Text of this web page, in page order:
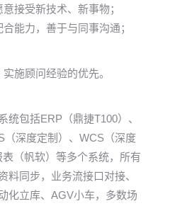
接受新技术、新事物；
能力，善于与同事沟通；
施顾问经验的优先。
统包括ERP（鼎捷T100）、
（深度定制）、WCS（深度
（帆软）等多个系统，所有
料同步，业务流接口对接、
化立库、AGV小车，多数场